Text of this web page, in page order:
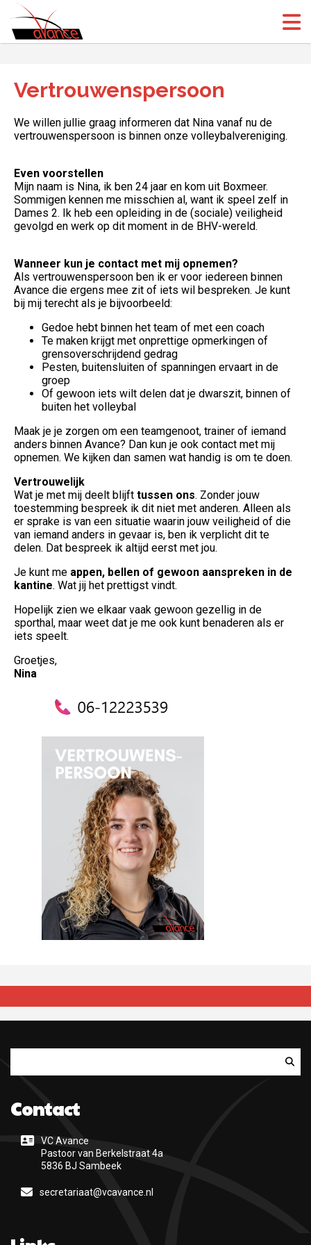
Vertrouwenspersoon
We willen jullie graag informeren dat Nina vanaf nu de
vertrouwenspersoon is binnen onze volleybalvereniging.
Even voorstellen
Mijn naam is Nina, ik ben 24 jaar en kom uit Boxmeer.
Sommigen kennen me misschien al, want ik speel zelf in
Dames 2. Ik heb een opleiding in de (sociale) veiligheid
gevolgd en werk op dit moment in de BHV-wereld.
Wanneer kun je contact met mij opnemen?
Als vertrouwenspersoon ben ik er voor iedereen binnen
Avance die ergens mee zit of iets wil bespreken. Je kunt
bij mij terecht als je bijvoorbeeld:
Gedoe hebt binnen het team of met een coach
Te maken krijgt met onprettige opmerkingen of
grensoverschrijdend gedrag
Pesten, buitensluiten of spanningen ervaart in de
groep
Of gewoon iets wilt delen dat je dwarszit, binnen of
buiten het volleybal
Maak je je zorgen om een teamgenoot, trainer of iemand
anders binnen Avance? Dan kun je ook contact met mij
opnemen. We kijken dan samen wat handig is om te doen.
Vertrouwelijk
Wat je met mij deelt blijft tussen ons. Zonder jouw
toestemming bespreek ik dit niet met anderen. Alleen als
er sprake is van een situatie waarin jouw veiligheid of die
van iemand anders in gevaar is, ben ik verplicht dit te
delen. Dat bespreek ik altijd eerst met jou.
Je kunt me appen, bellen of gewoon aanspreken in de
kantine. Wat jij het prettigst vindt.
Hopelijk zien we elkaar vaak gewoon gezellig in de
sporthal, maar weet dat je me ook kunt benaderen als er
iets speelt.
Groetjes,
Nina
Contact
VC Avance
Pastoor van Berkelstraat 4a
5836 BJ Sambeek
secretariaat@vcavance.nl